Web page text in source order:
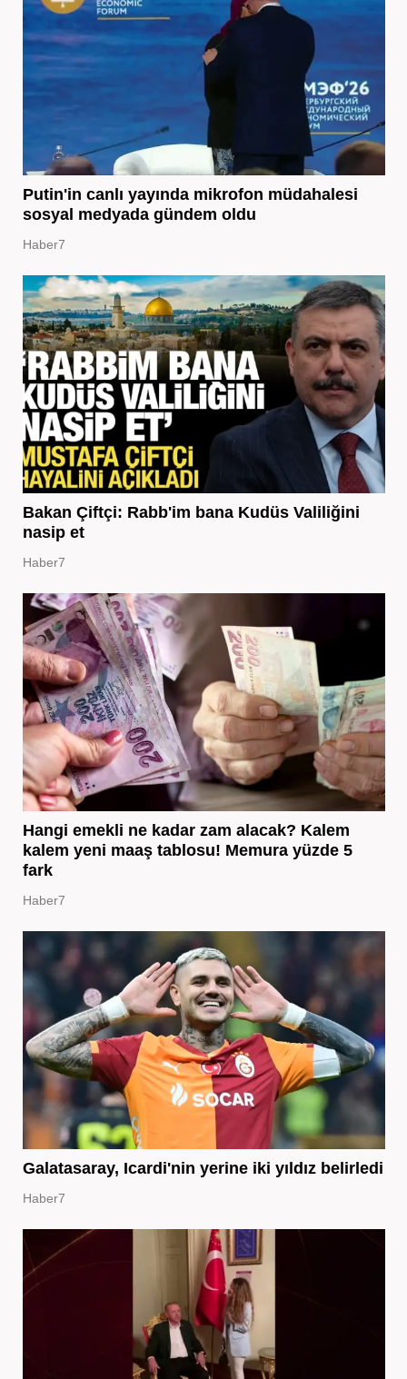
Putin'in canlı yayında mikrofon müdahalesi
sosyal medyada gündem oldu
Haber7
Bakan Çiftçi: Rabb'im bana Kudüs Valiliğini
nasip et
Haber7
Hangi emekli ne kadar zam alacak? Kalem
kalem yeni maaş tablosu! Memura yüzde 5
fark
Haber7
Galatasaray, Icardi'nin yerine iki yıldız belirledi
Haber7